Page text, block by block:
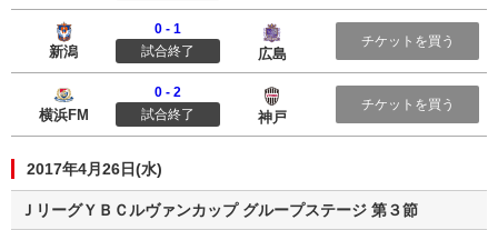
アルビレックス新潟
新潟
0 - 1
試合終了
広島
チケットを買う
横浜Ｆ・マリノス
横浜FM
0 - 2
試合終了
神戸
チケットを買う
2017年4月26日(水)
ＪリーグＹＢＣルヴァンカップ グループステージ 第３節